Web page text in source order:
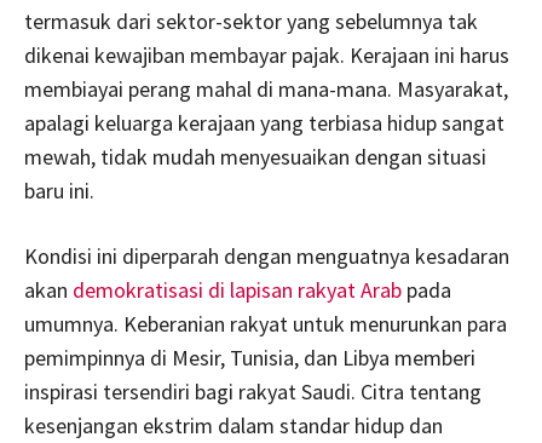
termasuk dari sektor-sektor yang sebelumnya tak
dikenai kewajiban membayar pajak. Kerajaan ini harus
membiayai perang mahal di mana-mana. Masyarakat,
apalagi keluarga kerajaan yang terbiasa hidup sangat
mewah, tidak mudah menyesuaikan dengan situasi
baru ini.
Kondisi ini diperparah dengan menguatnya kesadaran
akan demokratisasi di lapisan rakyat Arab pada
umumnya. Keberanian rakyat untuk menurunkan para
pemimpinnya di Mesir, Tunisia, dan Libya memberi
inspirasi tersendiri bagi rakyat Saudi. Citra tentang
kesenjangan ekstrim dalam standar hidup dan